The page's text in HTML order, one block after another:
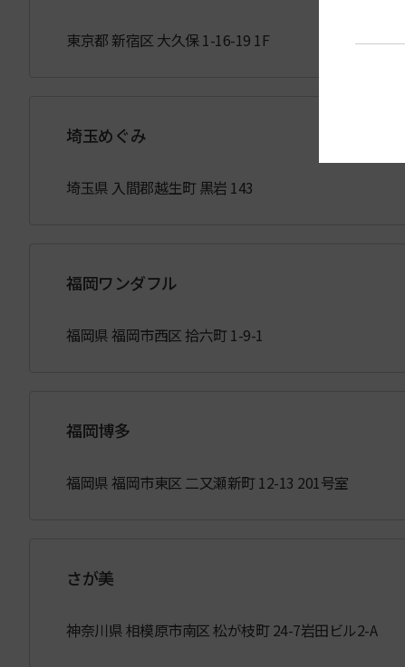
東京都 新宿区 大久保 1-16-19 1F
埼玉めぐみ
埼玉県 入間郡越生町 黒岩 143
福岡ワンダフル
福岡県 福岡市西区 拾六町 1-9-1
福岡博多
福岡県 福岡市東区 二又瀬新町 12-13 201号室
さが美
神奈川県 相模原市南区 松が枝町 24-7岩田ビル2-A